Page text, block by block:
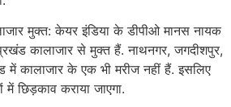
मुक्त: केयर इंडिया के डीपीओ मानस नायक
कालाजार से मुक्त हैं. नाथनगर, जगदीशपुर,
में कालाजार के एक भी मरीज नहीं हैं. इसलिए
छिड़काव कराया जाएगा.